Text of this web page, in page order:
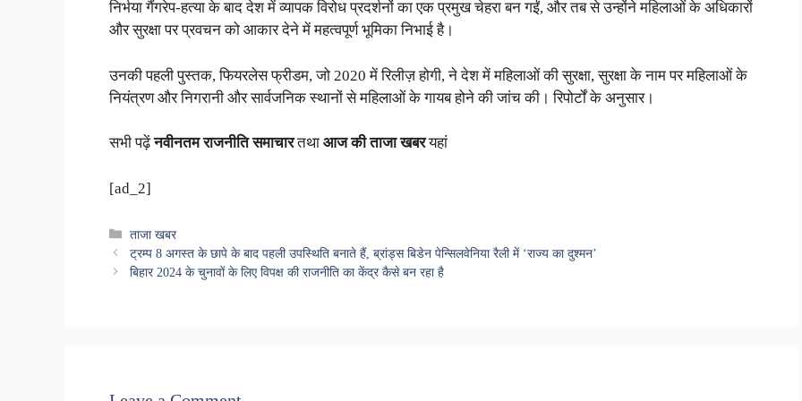
निर्भया गैंगरेप-हत्या के बाद देश में व्यापक विरोध प्रदर्शनों का एक प्रमुख चेहरा बन गईं, और तब से उन्होंने महिलाओं के अधिकारों
और सुरक्षा पर प्रवचन को आकार देने में महत्वपूर्ण भूमिका निभाई है।
उनकी पहली पुस्तक, फियरलेस फ्रीडम, जो 2020 में रिलीज़ होगी, ने देश में महिलाओं की सुरक्षा, सुरक्षा के नाम पर महिलाओं के
नियंत्रण और निगरानी और सार्वजनिक स्थानों से महिलाओं के गायब होने की जांच की। रिपोर्टों के अनुसार।
सभी पढ़ेंनवीनतम राजनीति समाचारतथा आज की ताजा खबरयहां
[ad_2]
Categories
ताजा खबर
ट्रम्प 8 अगस्त के छापे के बाद पहली उपस्थिति बनाते हैं, ब्रांड्स बिडेन पेन्सिलवेनिया रैली में ‘राज्य का दुश्मन’
बिहार 2024 के चुनावों के लिए विपक्ष की राजनीति का केंद्र कैसे बन रहा है